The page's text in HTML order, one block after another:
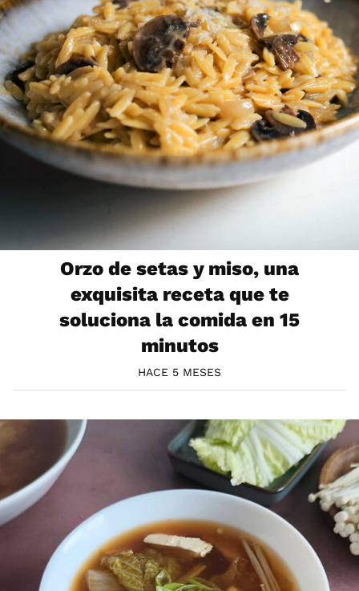
Orzo de setas y miso, una
exquisita receta que te
soluciona la comida en 15
minutos
HACE 5 MESES